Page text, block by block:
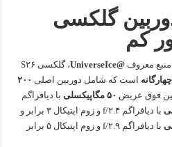
گلکسی
معروف @UniverseIce
، گلکسی S۲۶
است که شامل دوربین اصلی ۲۰۰
۵۰ مگاپیکسلی
با دیافراگم
با دیافراگم f/۲.۴ و زوم اپتیکال ۳ برابر و
با دیافراگم f/۲.۹ و زوم اپتیکال ۵ برابر